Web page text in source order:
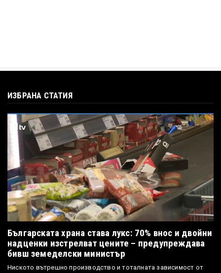
ИЗБРАНА СТАТИЯ
Българската храна става лукс: 70% внос и двойни
надценки изстрелват цените – предупреждава
бивш земеделски министър
Ниското вътрешно производство и тоталната зависимост от